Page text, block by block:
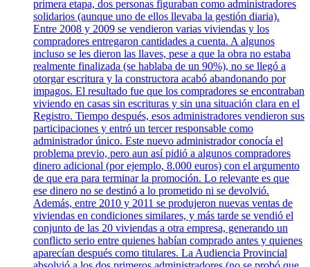
primera etapa, dos personas figuraban como administradores
solidarios (aunque uno de ellos llevaba la gestión diaria).
Entre 2008 y 2009 se vendieron varias viviendas y los
compradores entregaron cantidades a cuenta. A algunos
incluso se les dieron las llaves, pese a que la obra no estaba
realmente finalizada (se hablaba de un 90%), no se llegó a
otorgar escritura y la constructora acabó abandonando por
impagos. El resultado fue que los compradores se encontraban
viviendo en casas sin escrituras y sin una situación clara en el
Registro. Tiempo después, esos administradores vendieron sus
participaciones y entró un tercer responsable como
administrador único. Este nuevo administrador conocía el
problema previo, pero aun así pidió a algunos compradores
dinero adicional (por ejemplo, 8.000 euros) con el argumento
de que era para terminar la promoción. Lo relevante es que
ese dinero no se destinó a lo prometido ni se devolvió.
Además, entre 2010 y 2011 se produjeron nuevas ventas de
viviendas en condiciones similares, y más tarde se vendió el
conjunto de las 20 viviendas a otra empresa, generando un
conflicto serio entre quienes habían comprado antes y quienes
aparecían después como titulares. La Audiencia Provincial